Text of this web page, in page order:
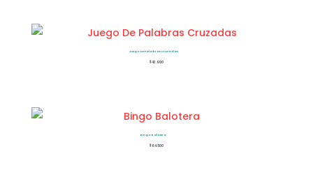
Juego De Palabras Cruzadas
$43.900
Bingo Balotera
$64.500